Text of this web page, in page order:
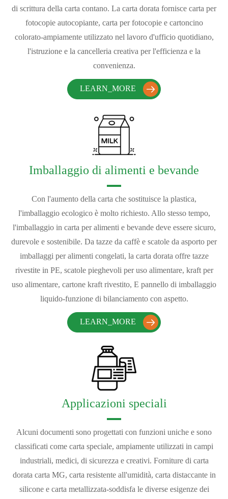
di scrittura della carta contano. La carta dorata fornisce carta per
fotocopie autocopiante, carta per fotocopie e cartoncino
colorato-ampiamente utilizzato nel lavoro d'ufficio quotidiano,
l'istruzione e la cancelleria creativa per l'efficienza e la
convenienza.
LEARN_MORE 
Imballaggio di alimenti e bevande
Con l'aumento della carta che sostituisce la plastica,
l'imballaggio ecologico è molto richiesto. Allo stesso tempo,
l'imballaggio in carta per alimenti e bevande deve essere sicuro,
durevole e sostenibile. Da tazze da caffè e scatole da asporto per
imballaggi per alimenti congelati, la carta dorata offre tazze
rivestite in PE, scatole pieghevoli per uso alimentare, kraft per
uso alimentare, cartone kraft rivestito, E pannello di imballaggio
liquido-funzione di bilanciamento con aspetto.
LEARN_MORE 
Applicazioni speciali
Alcuni documenti sono progettati con funzioni uniche e sono
classificati come carta speciale, ampiamente utilizzati in campi
industriali, medici, di sicurezza e creativi. Forniture di carta
dorata carta MG, carta resistente all'umidità, carta distaccante in
silicone e carta metallizzata-soddisfa le diverse esigenze dei